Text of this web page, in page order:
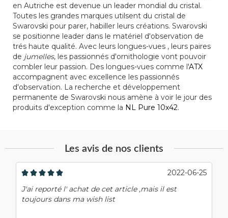
en Autriche est devenue un leader mondial du cristal.
Toutes les grandes marques utilsent du cristal de
Swarovski pour parer, habiller leurs créations. Swarovski
se positionne leader dans le matériel d'observation de
trés haute qualité. Avec leurs longues-vues , leurs paires
de jumelles, les passionnés d'ornithologie vont pouvoir
combler leur passion. Des longues-vues comme l'ATX
accompagnent avec excellence les passionnés
d'observation. La recherche et développement
permanente de Swarovski nous amène à voir le jour des
produits d'exception comme la NL Pure 10x42.
Les avis de nos clients
J'ai reporté l' achat de cet article ,mais il est
toujours dans ma wish list
2022-06-25